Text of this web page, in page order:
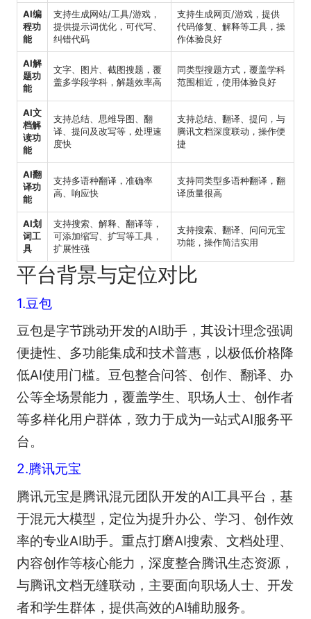
AI编
程功
能
支持生成网站/工具/游戏，
提供提示词优化，可代写、
纠错代码
支持生成网页/游戏，提供
代码修复、解释等工具，操
作体验良好
AI解
题功
能
文字、图片、截图搜题，覆
盖多学段学科，解题效率高
同类型搜题方式，覆盖学科
范围相近，使用体验良好
AI文
档解
读功
能
支持总结、思维导图、翻
译、提问及改写等，处理速
度快
支持总结、翻译、提问，与
腾讯文档深度联动，操作便
捷
AI翻
译功
能
支持多语种翻译，准确率
高、响应快
支持同类型多语种翻译，翻
译质量很高
AI划
词工
具
支持搜索、解释、翻译等，
可添加缩写、扩写等工具，
扩展性强
支持搜索、翻译、问问元宝
功能，操作简洁实用
平台背景与定位对比
1.豆包
豆包是字节跳动开发的AI助手，其设计理念强调
便捷性、多功能集成和技术普惠，以极低价格降
低AI使用门槛。豆包整合问答、创作、翻译、办
公等全场景能力，覆盖学生、职场人士、创作者
等多样化用户群体，致力于成为一站式AI服务平
台。
2.腾讯元宝
腾讯元宝是腾讯混元团队开发的AI工具平台，基
于混元大模型，定位为提升办公、学习、创作效
率的专业AI助手。重点打磨AI搜索、文档处理、
内容创作等核心能力，深度整合腾讯生态资源，
与腾讯文档无缝联动，主要面向职场人士、开发
者和学生群体，提供高效的AI辅助服务。